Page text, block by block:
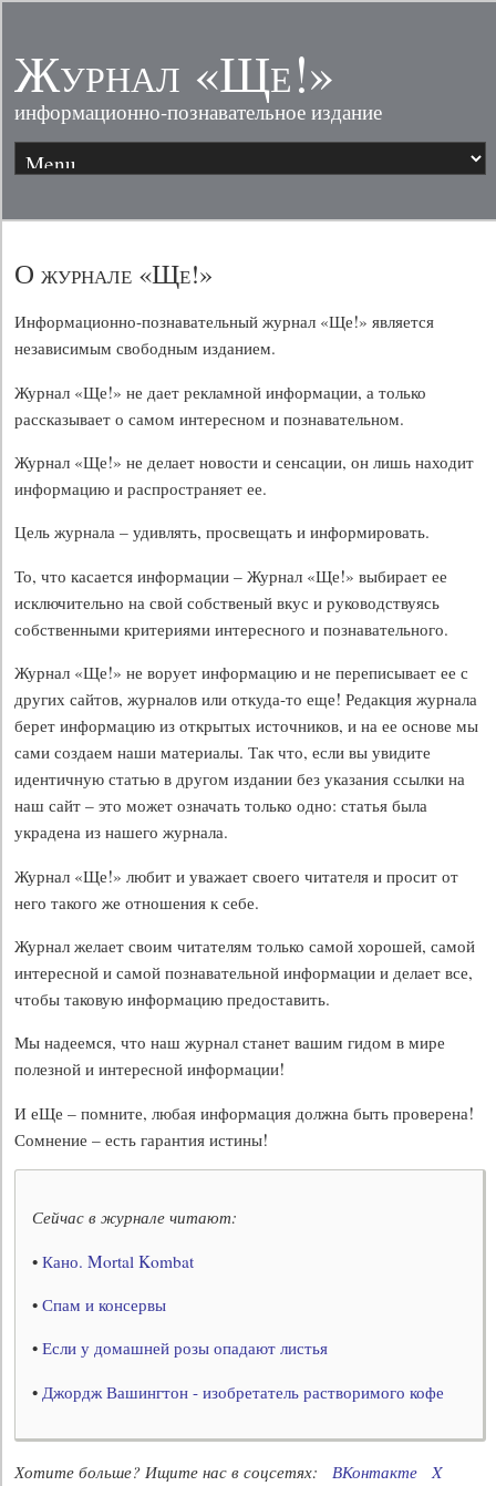
Журнал «Ще!»
информационно-познавательное издание
О журнале «Ще!»
Информационно-познавательный журнал «Ще!» является
независимым свободным изданием.
Журнал «Ще!» не дает рекламной информации, а только
рассказывает о самом интересном и познавательном.
Журнал «Ще!» не делает новости и сенсации, он лишь находит
информацию и распространяет ее.
Цель журнала – удивлять, просвещать и информировать.
То, что касается информации – Журнал «Ще!» выбирает ее
исключительно на свой собственый вкус и руководствуясь
собственными критериями интересного и познавательного.
Журнал «Ще!» не ворует информацию и не переписывает ее с
других сайтов, журналов или откуда-то еще! Редакция журнала
берет информацию из открытых источников, и на ее основе мы
сами создаем наши материалы. Так что, если вы увидите
идентичную статью в другом издании без указания ссылки на
наш сайт – это может означать только одно: статья была
украдена из нашего журнала.
Журнал «Ще!» любит и уважает своего читателя и просит от
него такого же отношения к себе.
Журнал желает своим читателям только самой хорошей, самой
интересной и самой познавательной информации и делает все,
чтобы таковую информацию предоставить.
Мы надеемся, что наш журнал станет вашим гидом в мире
полезной и интересной информации!
И еЩе – помните, любая информация должна быть проверена!
Сомнение – есть гарантия истины!
Сейчас в журнале читают:
•Кано. Mortal Kombat
•Спам и консервы
•Если у домашней розы опадают листья
• Джордж Вашингтон - изобретатель растворимого кофе
Хотите больше? Ищите нас в соцсетях:ВКонтакте
X